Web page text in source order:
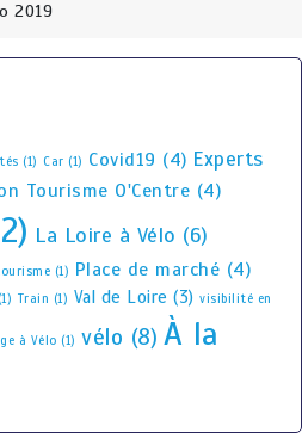
2019
(1) Car (1) Covid19 (4) Experts
Tourisme O'Centre (4)
La Loire à Vélo (6)
(1) Place de marché (4)
(1) Train (1) Val de Loire (3) visibilité en
à Vélo (1) vélo (8) À la